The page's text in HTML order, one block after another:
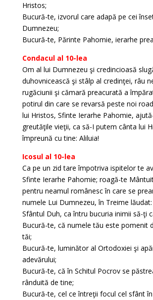
Hristos;
Bucură-te, izvorul care adapă pe cei
Dumnezeu;
Bucură-te, Părinte Pahomie, ierarhe
Condacul al 10-lea
Om al lui Dumnezeu şi credincioasă
duhovnicească şi stâlp al credinţei, râu
rugăciunii şi cămară preacurată a
potirul din care se revarsă peste noi
lui Hristos, Sfinte Ierarhe Pahomie,
greutăţile vieţii, ca să-I putem cânta lui
împreună cu tine: Aliluia!
Icosul al 10-lea
Ca pe un zid tare împotriva ispitelor te
Sfinte Ierarhe Pahomie; roagă-te
pentru neamul românesc în care se
numele Lui Dumnezeu, în Treime
Sfântul Duh, ca întru bucuria inimii să-ţi
Bucură-te, că numele tău este pomenit
tăi;
Bucură-te, luminător al Ortodoxiei şi
adevărului;
Bucură-te, că în Schitul Pocrov se
rânduită de tine;
Bucură-te, cel ce întreţii focul cel sfânt